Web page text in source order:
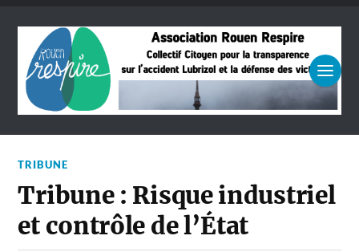
TRIBUNE
Tribune : Risque industriel
et contrôle de l’État